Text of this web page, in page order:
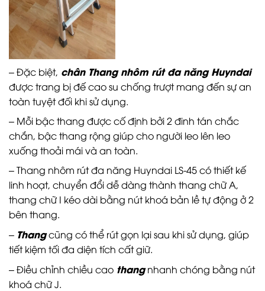
– Đặc biệt, chân Thang nhôm rút đa năng Huyndai
được trang bị đế cao su chống trượt mang đến sự an
toàn tuyệt đối khi sử dụng.
– Mỗi bậc thang được cố định bởi 2 đinh tán chắc
chắn, bậc thang rộng giúp cho người leo lên leo
xuống thoải mái và an toàn.
– Thang nhôm rút đa năng Huyndai LS-45 có thiết kế
linh hoạt, chuyển đổi dễ dàng thành thang chữ A,
thang chữ I kéo dài bằng nút khoá bản lề tự động ở 2
bên thang.
– Thangcũng có thể rút gọn lại sau khi sử dụng, giúp
tiết kiệm tối đa diện tích cất giữ.
– Điều chỉnh chiều cao thang nhanh chóng bằng nút
khoá chữ J.